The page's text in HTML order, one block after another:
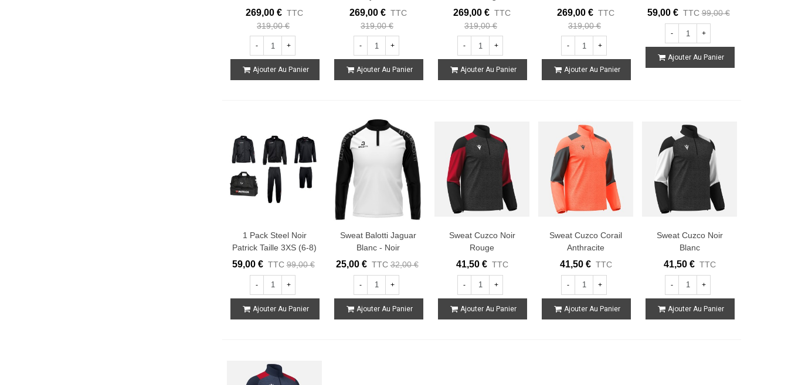
269,00 € TTC
319,00 €
- +
Ajouter Au Panier
269,00 € TTC
319,00 €
- +
Ajouter Au Panier
269,00 € TTC
319,00 €
- +
Ajouter Au Panier
269,00 € TTC
319,00 €
- +
Ajouter Au Panier
59,00 € TTC 99,00 €
- +
Ajouter Au Panier
1 Pack Steel Noir
Patrick Taille 3XS (6-8)
59,00 € TTC 99,00 €
- +
Ajouter Au Panier
Sweat Balotti Jaguar
Blanc - Noir
25,00 € TTC 32,00 €
- +
Ajouter Au Panier
Sweat Cuzco Noir
Rouge
41,50 € TTC
- +
Ajouter Au Panier
Sweat Cuzco Corail
Anthracite
41,50 € TTC
- +
Ajouter Au Panier
Sweat Cuzco Noir
Blanc
41,50 € TTC
- +
Ajouter Au Panier